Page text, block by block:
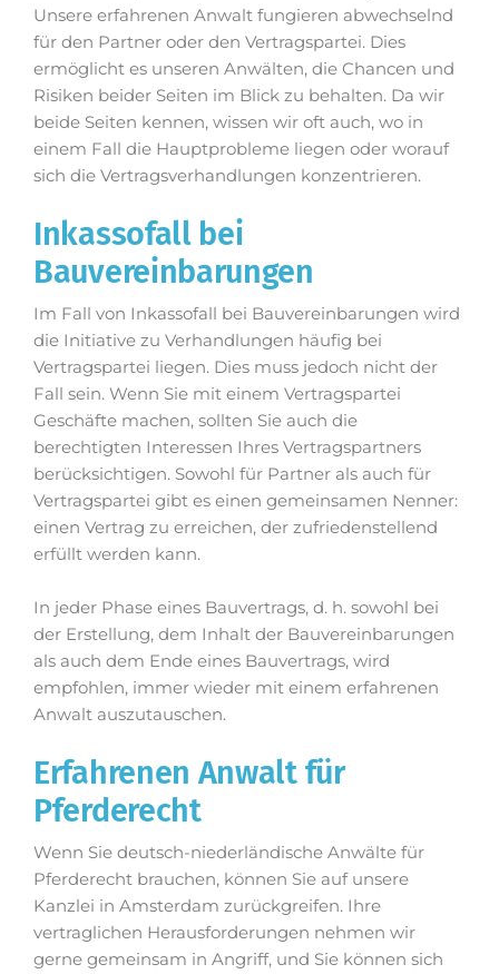
Unsere erfahrenen Anwalt fungieren abwechselnd
für den Partner oder den Vertragspartei. Dies
ermöglicht es unseren Anwälten, die Chancen und
Risiken beider Seiten im Blick zu behalten. Da wir
beide Seiten kennen, wissen wir oft auch, wo in
einem Fall die Hauptprobleme liegen oder worauf
sich die Vertragsverhandlungen konzentrieren.
Inkassofall bei
Bauvereinbarungen
Im Fall von Inkassofall bei Bauvereinbarungen wird
die Initiative zu Verhandlungen häufig bei
Vertragspartei liegen. Dies muss jedoch nicht der
Fall sein. Wenn Sie mit einem Vertragspartei
Geschäfte machen, sollten Sie auch die
berechtigten Interessen Ihres Vertragspartners
berücksichtigen. Sowohl für Partner als auch für
Vertragspartei gibt es einen gemeinsamen Nenner:
einen Vertrag zu erreichen, der zufriedenstellend
erfüllt werden kann.
In jeder Phase eines Bauvertrags, d. h. sowohl bei
der Erstellung, dem Inhalt der Bauvereinbarungen
als auch dem Ende eines Bauvertrags, wird
empfohlen, immer wieder mit einem erfahrenen
Anwalt auszutauschen.
Erfahrenen Anwalt für
Pferderecht
Wenn Sie deutsch-niederländische Anwälte für
Pferderecht brauchen, können Sie auf unsere
Kanzlei in Amsterdam zurückgreifen. Ihre
vertraglichen Herausforderungen nehmen wir
gerne gemeinsam in Angriff, und Sie können sich